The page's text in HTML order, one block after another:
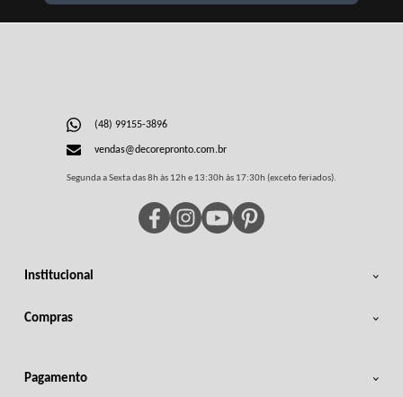
Institucional
Compras
(48) 99155-3896
vendas@decorepronto.com.br
Segunda a Sexta das 8h às 12h e 13:30h às 17:30h (exceto feriados).
Pagamento